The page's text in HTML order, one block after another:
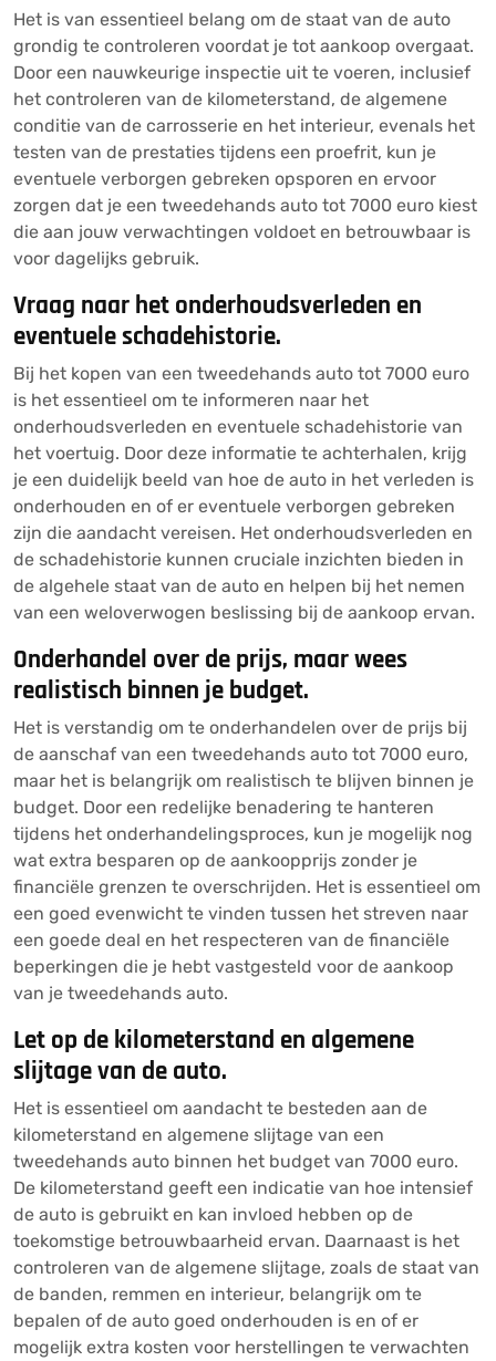
Het is van essentieel belang om de staat van de auto
grondig te controleren voordat je tot aankoop overgaat.
Door een nauwkeurige inspectie uit te voeren, inclusief
het controleren van de kilometerstand, de algemene
conditie van de carrosserie en het interieur, evenals het
testen van de prestaties tijdens een proefrit, kun je
eventuele verborgen gebreken opsporen en ervoor
zorgen dat je een tweedehands auto tot 7000 euro kiest
die aan jouw verwachtingen voldoet en betrouwbaar is
voor dagelijks gebruik.
Vraag naar het onderhoudsverleden en
eventuele schadehistorie.
Bij het kopen van een tweedehands auto tot 7000 euro
is het essentieel om te informeren naar het
onderhoudsverleden en eventuele schadehistorie van
het voertuig. Door deze informatie te achterhalen, krijg
je een duidelijk beeld van hoe de auto in het verleden is
onderhouden en of er eventuele verborgen gebreken
zijn die aandacht vereisen. Het onderhoudsverleden en
de schadehistorie kunnen cruciale inzichten bieden in
de algehele staat van de auto en helpen bij het nemen
van een weloverwogen beslissing bij de aankoop ervan.
Onderhandel over de prijs, maar wees
realistisch binnen je budget.
Het is verstandig om te onderhandelen over de prijs bij
de aanschaf van een tweedehands auto tot 7000 euro,
maar het is belangrijk om realistisch te blijven binnen je
budget. Door een redelijke benadering te hanteren
tijdens het onderhandelingsproces, kun je mogelijk nog
wat extra besparen op de aankoopprijs zonder je
financiële grenzen te overschrijden. Het is essentieel om
een goed evenwicht te vinden tussen het streven naar
een goede deal en het respecteren van de financiële
beperkingen die je hebt vastgesteld voor de aankoop
van je tweedehands auto.
Let op de kilometerstand en algemene
slijtage van de auto.
Het is essentieel om aandacht te besteden aan de
kilometerstand en algemene slijtage van een
tweedehands auto binnen het budget van 7000 euro.
De kilometerstand geeft een indicatie van hoe intensief
de auto is gebruikt en kan invloed hebben op de
toekomstige betrouwbaarheid ervan. Daarnaast is het
controleren van de algemene slijtage, zoals de staat van
de banden, remmen en interieur, belangrijk om te
bepalen of de auto goed onderhouden is en of er
mogelijk extra kosten voor herstellingen te verwachten